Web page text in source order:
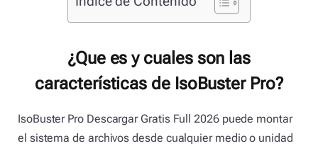
¿Que es y cuales son las
características de IsoBuster Pro?
IsoBuster Pro Descargar Gratis Full 2026 puede montar
el sistema de archivos desde cualquier medio o unidad